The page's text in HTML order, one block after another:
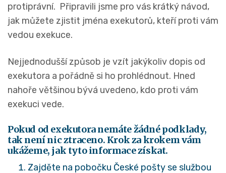
protiprávní. Připravili jsme pro vás krátký návod,
jak můžete zjistit jména exekutorů, kteří proti vám
vedou exekuce.
Nejjednodušší způsob je vzít jakýkoliv dopis od
exekutora a pořádně si ho prohlédnout. Hned
nahoře většinou bývá uvedeno, kdo proti vám
exekuci vede.
Pokud od exekutora nemáte žádné podklady,
tak není nic ztraceno. Krok za krokem vám
ukážeme, jak tyto informace získat.
Zajděte na pobočku České pošty se službou